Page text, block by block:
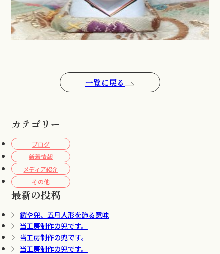
カテゴリー
ブログ
新着情報
メディア紹介
その他
最新の投稿
鎧や兜、五月人形を飾る意味
当工房制作の兜です。
当工房制作の兜です。
当工房制作の兜です。
一覧に戻る